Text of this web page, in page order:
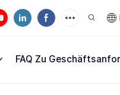
FAQ Zu